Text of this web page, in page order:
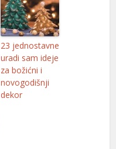
23 jednostavne
uradi sam ideje
za božićni i
novogodišnji
dekor